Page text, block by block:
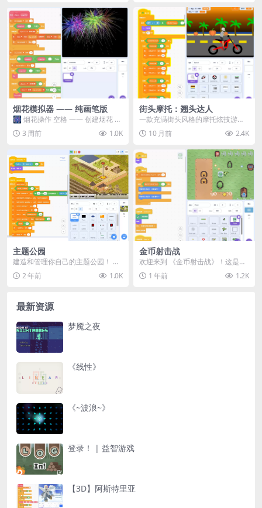
烟花模拟器 —— 纯画笔版
🎆 烟花操作 空格 —— 创建烟花 1
~ 3 —— 切换烟花类型 普通烟花
嘶...3 周前 1.0K
街头摩托：翘头达人
一款充满街头风格的摩托炫技游
戏！体验翘头、甩尾与极限平衡的
快感！🔥 🎮 操作说明...
10 月前 2.4K
主题公园
建造和管理你自己的主题公园！ 演
示
2 年前 1.0K
金币射击战
欢迎来到 《金币射击战》！这是一
款限时射击类小游戏，你的目标是
在规定时间内尽可能...
1 年前 1.2K
最新资源
梦魇之夜
《线性》
《~波浪~》
登录！ | 益智游戏
【3D】阿斯特里亚